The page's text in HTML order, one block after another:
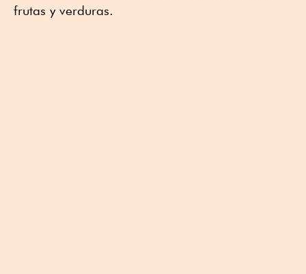
frutas y verduras.